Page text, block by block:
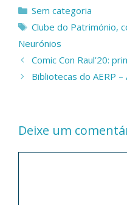
Categorias
Sem categoria
Etiquetas
Clube do Património,
Neurónios
Comic Con Raul’20:
Bibliotecas do AERP
Deixe um